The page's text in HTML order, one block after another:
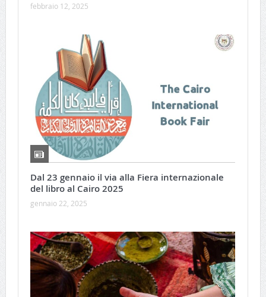
febbraio 12, 2025
Dal 23 gennaio il via alla Fiera internazionale
del libro al Cairo 2025
gennaio 22, 2025